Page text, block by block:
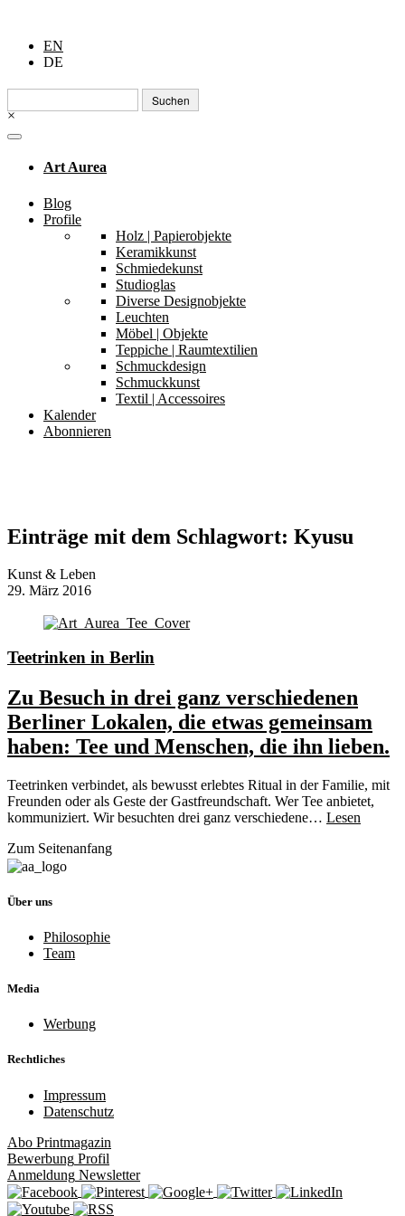
EN
DE
Suchen
nach:
×
Art Aurea
Blog
Profile
Holz | Papierobjekte
Keramikkunst
Schmiedekunst
Studioglas
Diverse Designobjekte
Leuchten
Möbel | Objekte
Teppiche | Raumtextilien
Schmuckdesign
Schmuckkunst
Textil | Accessoires
Kalender
Abonnieren
Einträge mit dem Schlagwort: Kyusu
Kunst & Leben
29. März 2016
Teetrinken in Berlin
Zu Besuch in drei ganz verschiedenen
Berliner Lokalen, die etwas gemeinsam
haben: Tee und Menschen, die ihn lieben.
Teetrinken verbindet, als bewusst erlebtes Ritual in der Familie, mit
Freunden oder als Geste der Gastfreundschaft. Wer Tee anbietet,
kommuniziert. Wir besuchten drei ganz verschiedene… Lesen
Zum Seitenanfang
Über uns
Philosophie
Team
Media
Werbung
Rechtliches
Impressum
Datenschutz
Abo Printmagazin
Bewerbung Profil
Anmeldung Newsletter